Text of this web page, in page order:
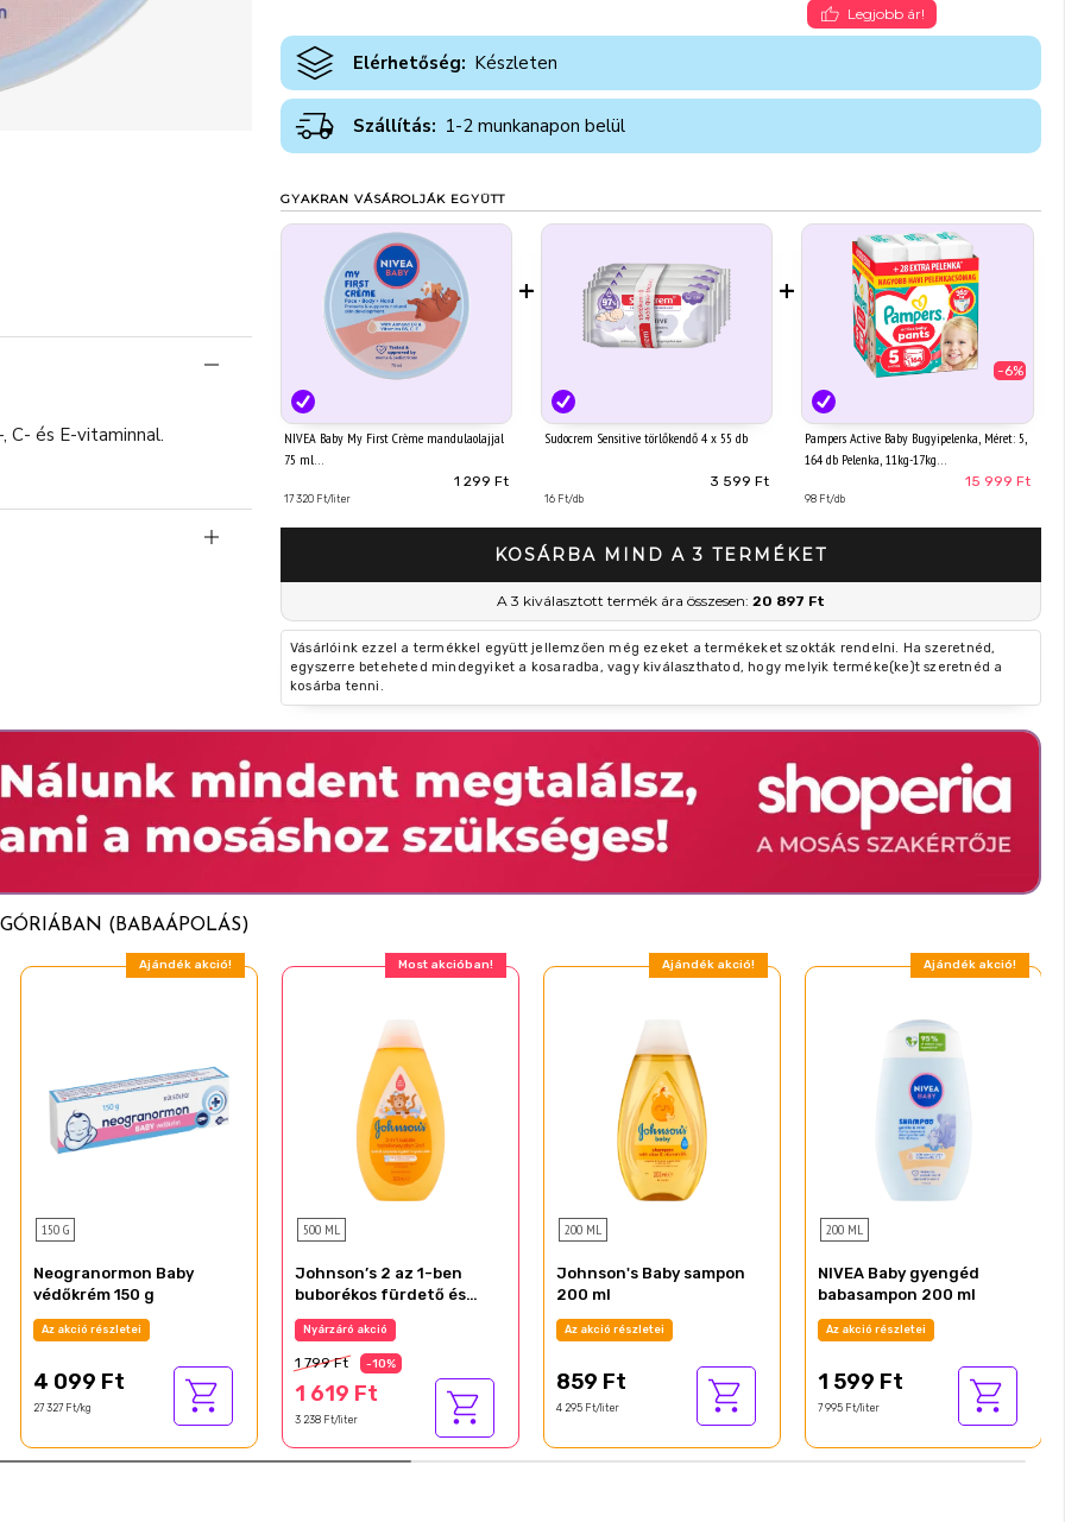
Legjobb ár!
Elérhetőség: Készleten
Szállítás: 1-2 munkanapon belül
GYAKRAN VÁSÁROLJÁK EGYÜTT
NIVEA Baby My First Crème mandulaolajjal
75 ml
1 299 Ft
17 320 Ft/liter
+
Sudocrem Sensitive törlőkendő 4 x 55 db
3 599 Ft
16 Ft/db
+
-6%
Pampers Active Baby Bugyipelenka, Méret: 5,
164 db Pelenka, 11kg-17kg
15 999 Ft
98 Ft/db
KOSÁRBA MIND A 3 TERMÉKET
A 3 kiválasztott termék ára összesen: 20 897 Ft
Vásárlóink ezzel a termékkel együtt jellemzően még ezeket a termékeket szokták rendelni. Ha szeretnéd,
egyszerre beteheted mindegyiket a kosaradba, vagy kiválaszthatod, hogy melyik terméke(ke)t szeretnéd a
kosárba tenni.
C- és E-vitaminnal.
(BABAÁPOLÁS)
Ajándék akció!
150 G
Neogranormon Baby
védőkrém 150 g
Az akció részletei
4 099 Ft
27 327 Ft/kg
Most akcióban!
500 ML
Johnson’s 2 az 1-ben
buborékos fürdető és
tusfürdő gyermekeknek
500 ml
Nyárzáró akció
1 799 Ft -10%
1 619 Ft
3 238 Ft/liter
Ajándék akció!
200 ML
Johnson's Baby sampon
200 ml
Az akció részletei
859 Ft
4 295 Ft/liter
Ajándék akció!
200 ML
NIVEA Baby gyengéd
babasampon 200 ml
Az akció részletei
1 599 Ft
7 995 Ft/liter